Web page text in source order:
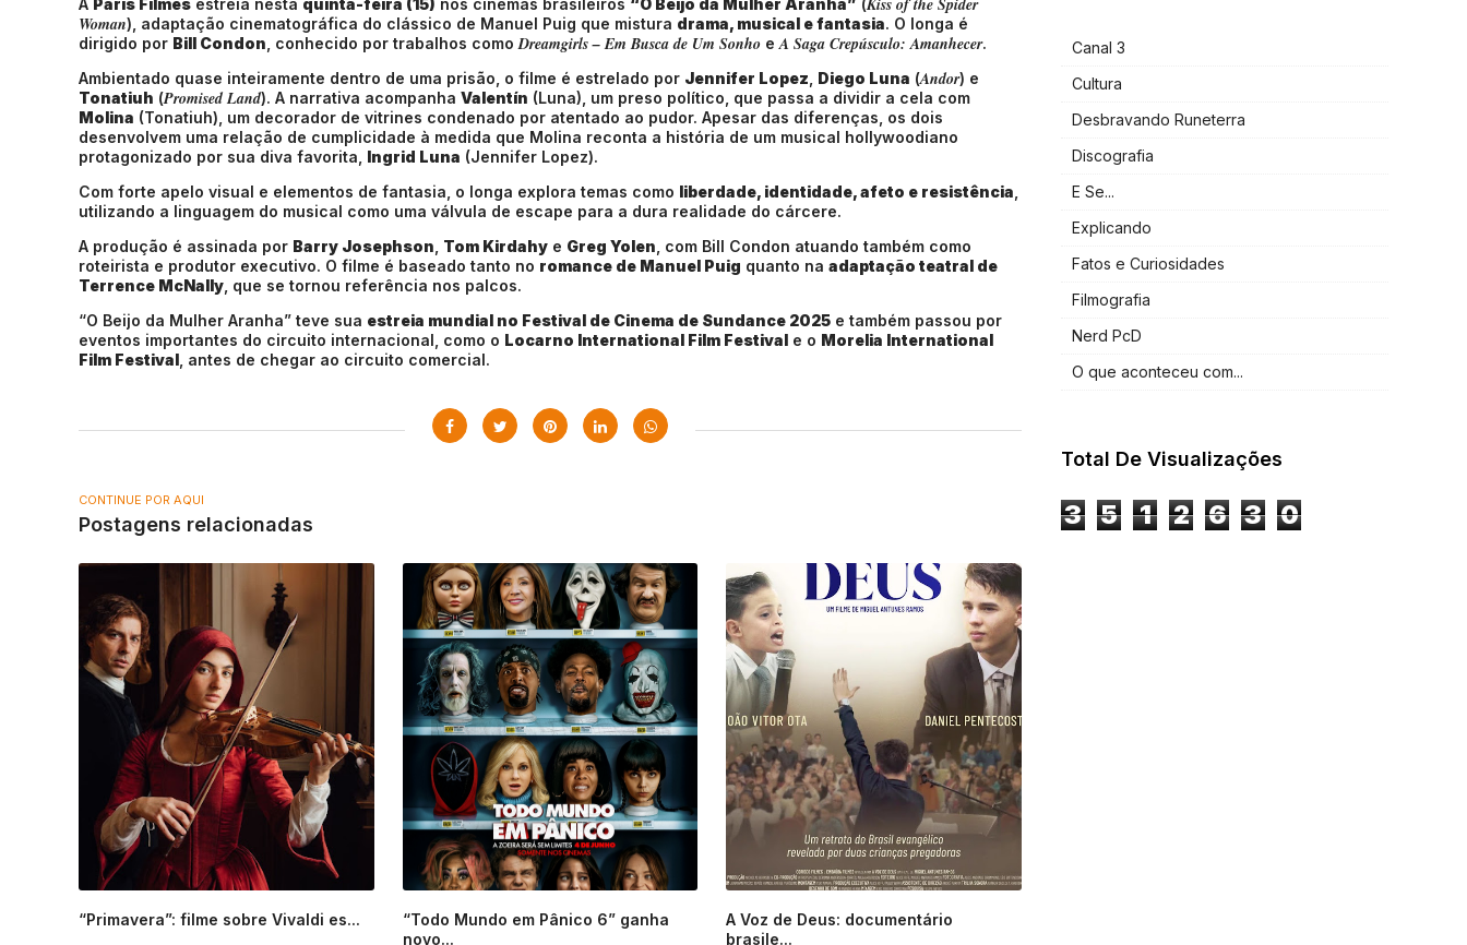
A Paris Filmes estreia nesta quinta-feira (15) nos cinemas brasileiros “O Beijo da Mulher Aranha” (Kiss of the Spider
Woman), adaptação cinematográfica do clássico de Manuel Puig que mistura drama, musical e fantasia. O longa é
dirigido por Bill Condon , conhecido por trabalhos como Dreamgirls – Em Busca de Um Sonho e A Saga Crepúsculo: Amanhecer.
Ambientado quase inteiramente dentro de uma prisão, o filme é estrelado por Jennifer Lopez Diego Luna (Andor) e
Tonatiuh (Promised Land). A narrativa acompanha Valentín (Luna), um preso político, que passa a dividir a cela com
Molina (Tonatiuh), um decorador de vitrines condenado por atentado ao pudor. Apesar das diferenças, os dois
desenvolvem uma relação de cumplicidade à medida que Molina reconta a história de um musical hollywoodiano
protagonizado por sua diva favorita, Ingrid Luna (Jennifer Lopez).
Com forte apelo visual e elementos de fantasia, o longa explora temas como liberdade, identidade, afeto e resistência
utilizando a linguagem do musical como uma válvula de escape para a dura realidade do cárcere.
A produção é assinada por Barry Josephson Tom Kirdahy e Greg Yolen , com Bill Condon atuando também como
roteirista e produtor executivo. O filme é baseado tanto no romance de Manuel Puig quanto na adaptação teatral de
Terrence McNally , que se tornou referência nos palcos.
“O Beijo da Mulher Aranha” teve sua estreia mundial no Festival de Cinema de Sundance 2025 e também passou por
eventos importantes do circuito internacional, como o Locarno International Film Festival e o Morelia International
Film Festival , antes de chegar ao circuito comercial.
CONTINUE POR AQUI
Postagens relacionadas
“Primavera”: filme sobre Vivaldi es...
“Todo Mundo em Pânico 6” ganha
novo...
A Voz de Deus: documentário
brasile...
Canal 3
Cultura
Desbravando Runeterra
Discografia
E Se...
Explicando
Fatos e Curiosidades
Filmografia
Nerd PcD
O que aconteceu com...
Total De Visualizações
3 5 1 2 6 3 0